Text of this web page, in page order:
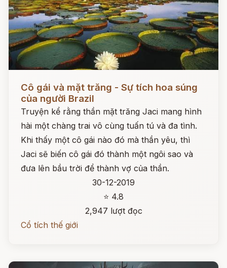
Cô gái và mặt trăng - Sự tích hoa súng
của người Brazil
Truyện kể rằng thần mặt trăng Jaci mang hình
hài một chàng trai vô cùng tuấn tú và đa tình.
Khi thấy một cô gái nào đó mà thần yêu, thì
Jaci sẽ biến cô gái đó thành một ngôi sao và
đưa lên bầu trời để thành vợ của thần.
30-12-2019
⭐ 4.8
2,947 lượt đọc
Cổ tích thế giới